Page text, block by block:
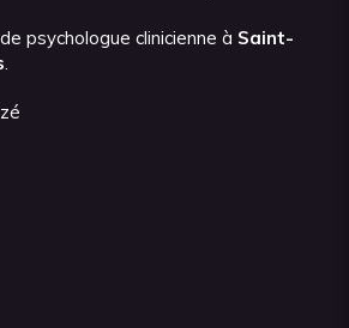
psychologue clinicienne à Saint-
.